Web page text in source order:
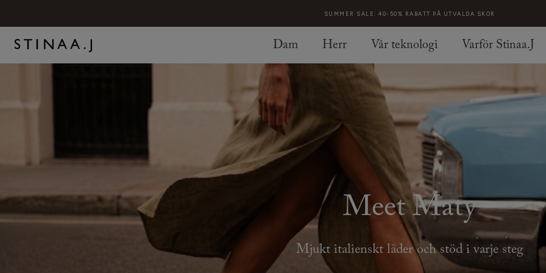
SUMMER SALE: 40-50% RABATT PÅ UTVALDA SKOR
Dam Herr Vår teknologi Varför Stinaa.J
Meet Maty
Mjukt italienskt läder och stöd i varje steg